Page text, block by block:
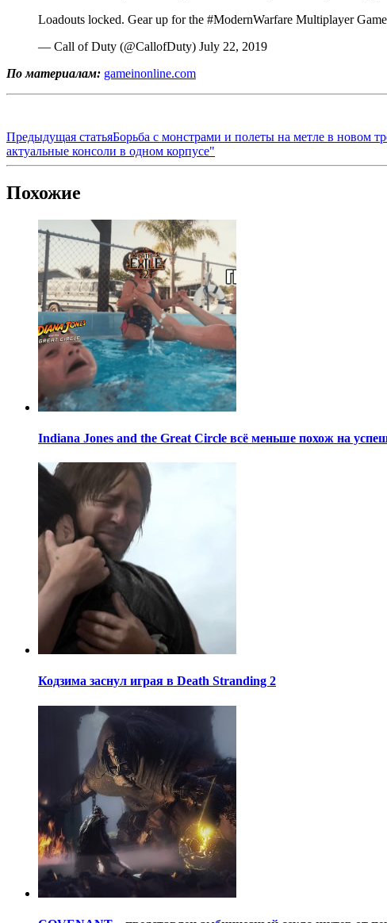
Loadouts locked. Gear up for the #ModernWarfare Multiplayer
— Call of Duty (@CallofDuty) July 22, 2019
По материалам: gameinonline.com
Предыдущая статьяБорьба с монстрами и полеты на метле в новом
актуальные консоли в одном корпусе"
Похожие
Indiana Jones and the Great Circle всё меньше похож на
Кодзима заснул играя в Death Stranding 2